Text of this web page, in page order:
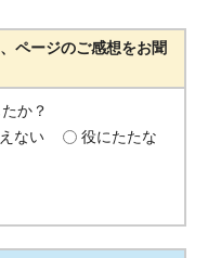
ページのご感想をお聞
か？
ない
役にたたな